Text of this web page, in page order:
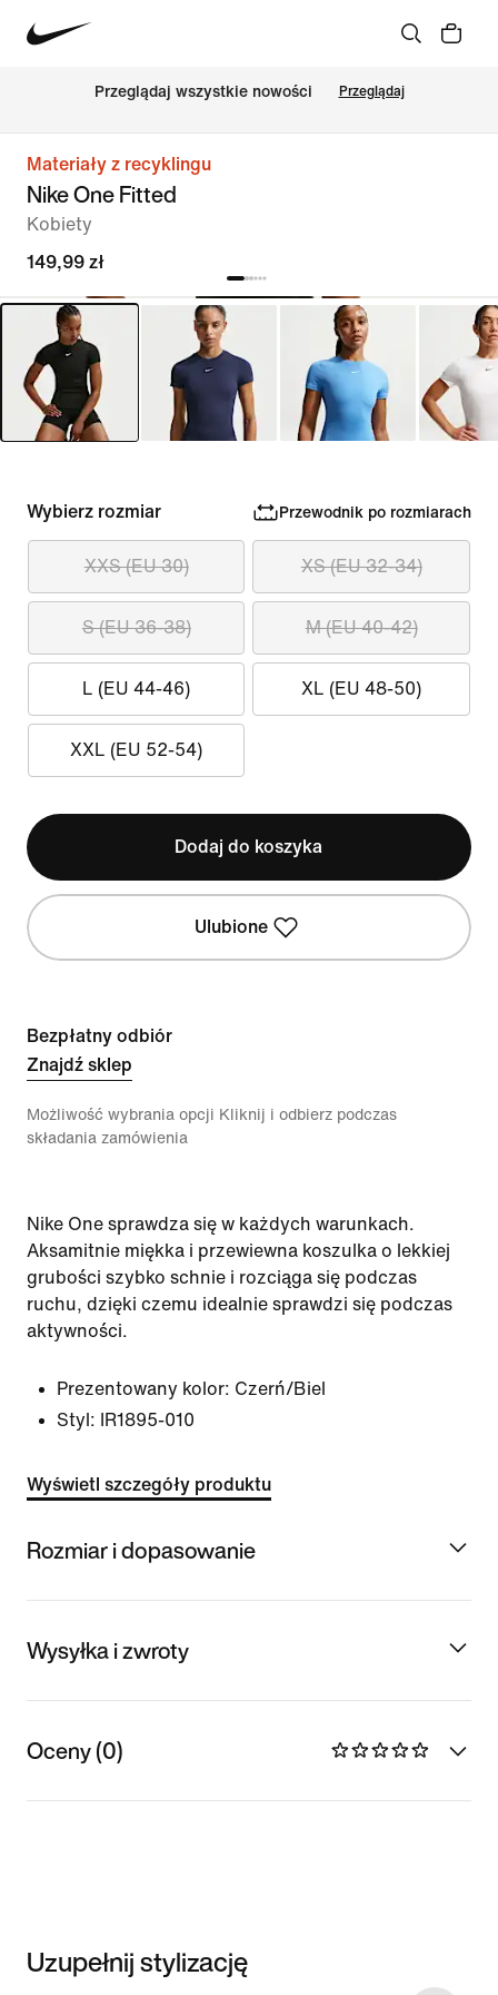
Przeglądaj wszystkie nowości Przeglądaj
Materiały z recyklingu
Nike One Fitted
Kobiety
149,99 zł
Wybierz rozmiar Przewodnik po rozmiarach
XXS (EU 30) XS (EU 32-34)
S (EU 36-38) M (EU 40-42)
L (EU 44-46) XL (EU 48-50)
XXL (EU 52-54)
Dodaj do koszyka
Ulubione
Bezpłatny odbiór
Znajdź sklep
Możliwość wybrania opcji Kliknij i odbierz podczas
składania zamówienia
Nike One sprawdza się w każdych warunkach.
Aksamitnie miękka i przewiewna koszulka o lekkiej
grubości szybko schnie i rozciąga się podczas
ruchu, dzięki czemu idealnie sprawdzi się podczas
aktywności.
Prezentowany kolor: Czerń/Biel
Styl:
IR1895-010
Wyświetl szczegóły produktu
Rozmiar i dopasowanie
Wysyłka i zwroty
Oceny (0)
Uzupełnij stylizację